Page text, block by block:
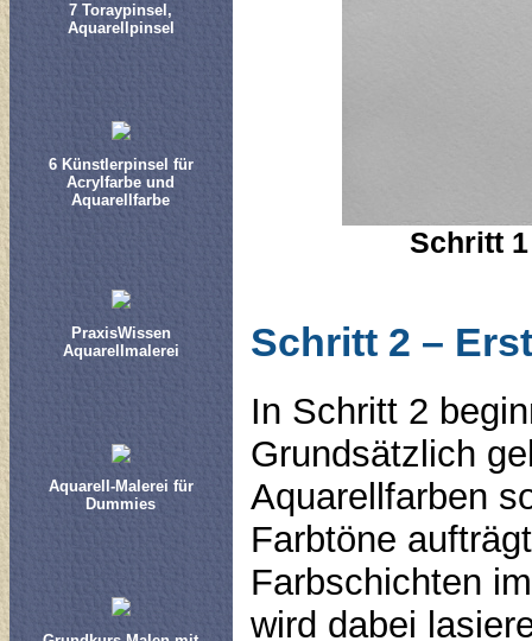
7 Toraypinsel,
Aquarellpinsel
6 Künstlerpinsel für
Acrylfarbe und
Aquarellfarbe
PraxisWissen
Aquarellmalerei
Aquarell-Malerei für
Dummies
Schritt
Schritt 2 –
In Schritt 2
Grundsätzlich
Aquarellfarben
Farbtöne
Farbschichten
wird dabei